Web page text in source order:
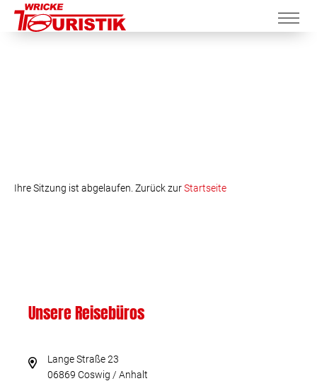
Ihre Sitzung ist abgelaufen. Zurück zurStartseite
Unsere Reisebüros
Lange Straße 23
06869 Coswig / Anhalt